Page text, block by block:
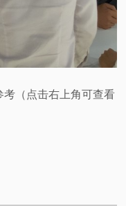
考（点击右上角可查看